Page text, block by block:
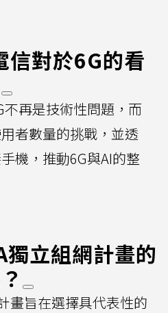
信對於6G的看
再是技術性問題，而
者數量的挑戰，並透
機，推動6G與AI的整
立組網計畫的
畫旨在選擇具代表性的